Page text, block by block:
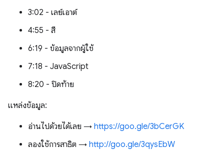
3:02 - เลย์เอาต์
4:55 - สี
6:19 - ข้อมูลจากผู้ใช้
7:18 - JavaScript
8:20 - ปิดท้าย
แหล่งข้อมูล:
อ่านไปด้วยได้เลย → https://goo.gle/3bCerGK
ลองใช้การสาธิต → http://goo.gle/3qysEbW